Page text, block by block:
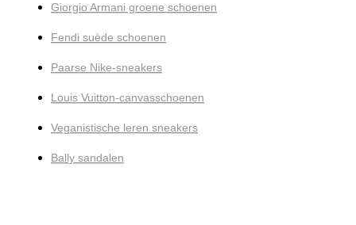
Giorgio Armani groene schoenen
Fendi suède schoenen
Paarse Nike-sneakers
Louis Vuitton-canvasschoenen
Veganistische leren sneakers
Bally sandalen